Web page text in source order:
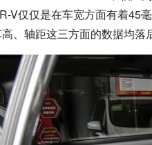
V仅仅是在车宽方面有着45
、轴距这三方面的数据均落